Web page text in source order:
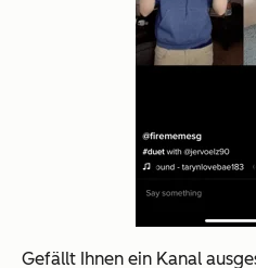
Gefällt Ihnen ein Kanal